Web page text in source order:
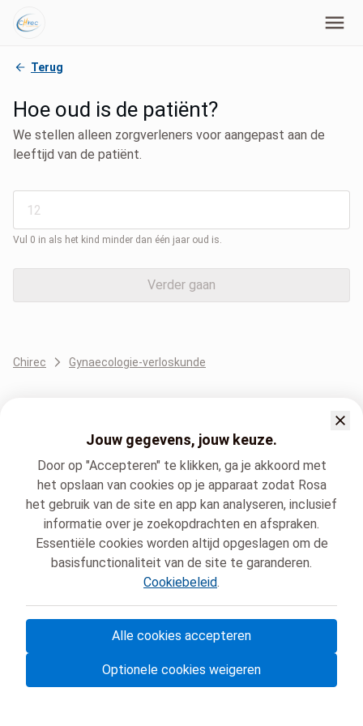
Terug
Hoe oud is de patiënt?
We stellen alleen zorgverleners voor aangepast aan de
leeftijd van de patiënt.
Vul 0 in als het kind minder dan één jaar oud is.
Verder gaan
Chirec Gynaecologie-verloskunde
Jouw gegevens, jouw keuze.
Door op "Accepteren" te klikken, ga je akkoord met
het opslaan van cookies op je apparaat zodat Rosa
het gebruik van de site en app kan analyseren, inclusief
informatie over je zoekopdrachten en afspraken.
Essentiële cookies worden altijd opgeslagen om de
basisfunctionaliteit van de site te garanderen.
Cookiebeleid.
Alle cookies accepteren
Optionele cookies weigeren